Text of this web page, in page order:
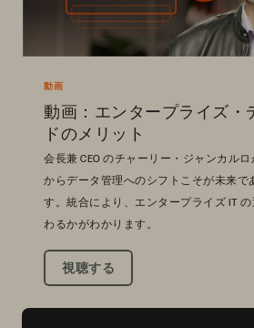
動画
動画：エンタープライズ・
ドのメリット
会長兼 CEO のチャーリー・ジャンカル
からデータ管理へのシフトこそが未来で
す。統合により、エンタープライズ IT
わるかがわかります。
視聴する